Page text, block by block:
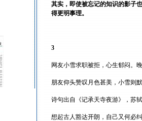
其实，即使被忘记的知识的影子
得更明事理。
3
网友小雪求职被拒，心生郁闷。
朋友仰头赞叹月色甚美，小雪则
诗句出自《记承天寺夜游》，苏
想起古人豁达开朗，自己又何必